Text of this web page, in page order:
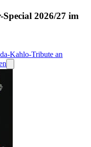
2026/27 im
Kahlo-Tribute an